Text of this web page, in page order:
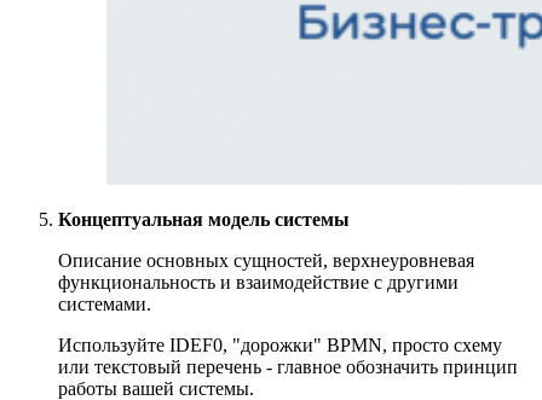
Концептуальная модель системы
Описание основных сущностей, верхнеуровневая
функциональность и взаимодействие с другими
системами.
Используйте IDEF0, "дорожки" BPMN, просто схему
или текстовый перечень - главное обозначить принцип
работы вашей системы.